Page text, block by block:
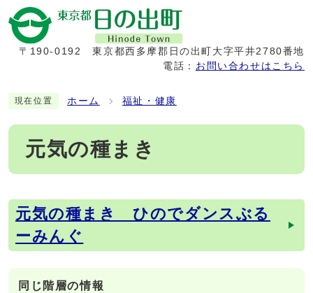
〒190-0192
東京都西多摩郡日の出町大字平井2780番地
電話： お問い合わせはこちら
現在位置 ホーム 福祉・健康
元気の種まき
メインメニュー
元気の種まき ひのでダンスぶる
ーみんぐ
同じ階層の情報